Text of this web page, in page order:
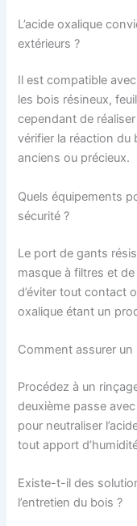
L’acide oxalique
extérieurs ?
Il est compatible
les bois résineux,
cependant de
vérifier la réaction
anciens ou précieux.
Quels équipements
sécurité ?
Le port de gants
masque à filtres et
d’éviter tout contact
oxalique étant un
Comment assurer
Procédez à un
deuxième passe avec
pour neutraliser
tout apport
Existe-t-il des
l’entretien du bois ?